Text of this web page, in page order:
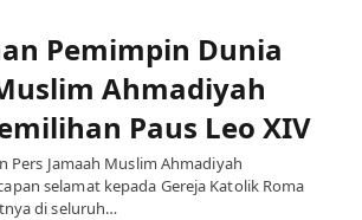
Pemimpin Dunia
Ahmadiyah
Paus Leo XIV
Pers Jamaah Muslim Ahmadiyah
selamat kepada Gereja Katolik Roma
di seluruh…